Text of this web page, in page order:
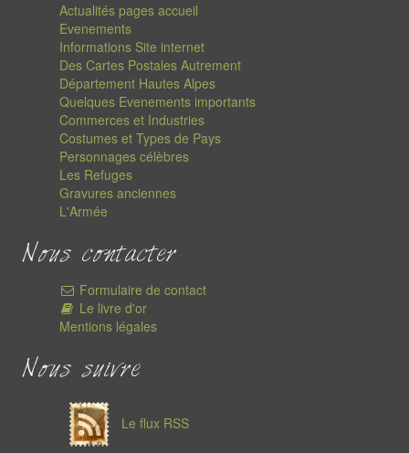
Actualités pages accueil
Evenements
Informations Site internet
Des Cartes Postales Autrement
Département Hautes Alpes
Quelques Evenements importants
Commerces et Industries
Costumes et Types de Pays
Personnages célèbres
Les Refuges
Gravures anciennes
L'Armée
Nous contacter
Formulaire de contact
Le livre d'or
Mentions légales
Nous suivre
Le flux RSS